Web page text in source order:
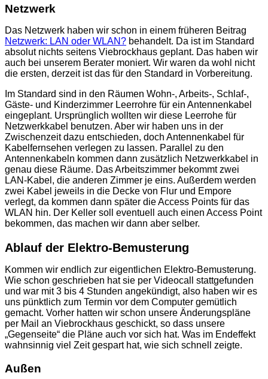
Netzwerk
Das Netzwerk haben wir schon in einem früheren Beitrag
Netzwerk: LAN oder WLAN? behandelt. Da ist im Standard
absolut nichts seitens Viebrockhaus geplant. Das haben wir
auch bei unserem Berater moniert. Wir waren da wohl nicht
die ersten, derzeit ist das für den Standard in Vorbereitung.
Im Standard sind in den Räumen Wohn-, Arbeits-, Schlaf-,
Gäste- und Kinderzimmer Leerrohre für ein Antennenkabel
eingeplant. Ursprünglich wollten wir diese Leerrohe für
Netzwerkkabel benutzen. Aber wir haben uns in der
Zwischenzeit dazu entschieden, doch Antennenkabel für
Kabelfernsehen verlegen zu lassen. Parallel zu den
Antennenkabeln kommen dann zusätzlich Netzwerkkabel in
genau diese Räume. Das Arbeitszimmer bekommt zwei
LAN-Kabel, die anderen Zimmer je eins. Außerdem werden
zwei Kabel jeweils in die Decke von Flur und Empore
verlegt, da kommen dann später die Access Points für das
WLAN hin. Der Keller soll eventuell auch einen Access Point
bekommen, das machen wir dann aber selber.
Ablauf der Elektro-Bemusterung
Kommen wir endlich zur eigentlichen Elektro-Bemusterung.
Wie schon geschrieben hat sie per Videocall stattgefunden
und war mit 3 bis 4 Stunden angekündigt, also haben wir es
uns pünktlich zum Termin vor dem Computer gemütlich
gemacht. Vorher hatten wir schon unsere Änderungspläne
per Mail an Viebrockhaus geschickt, so dass unsere
„Gegenseite“ die Pläne auch vor sich hat. Was im Endeffekt
wahnsinnig viel Zeit gespart hat, wie sich schnell zeigte.
Außen